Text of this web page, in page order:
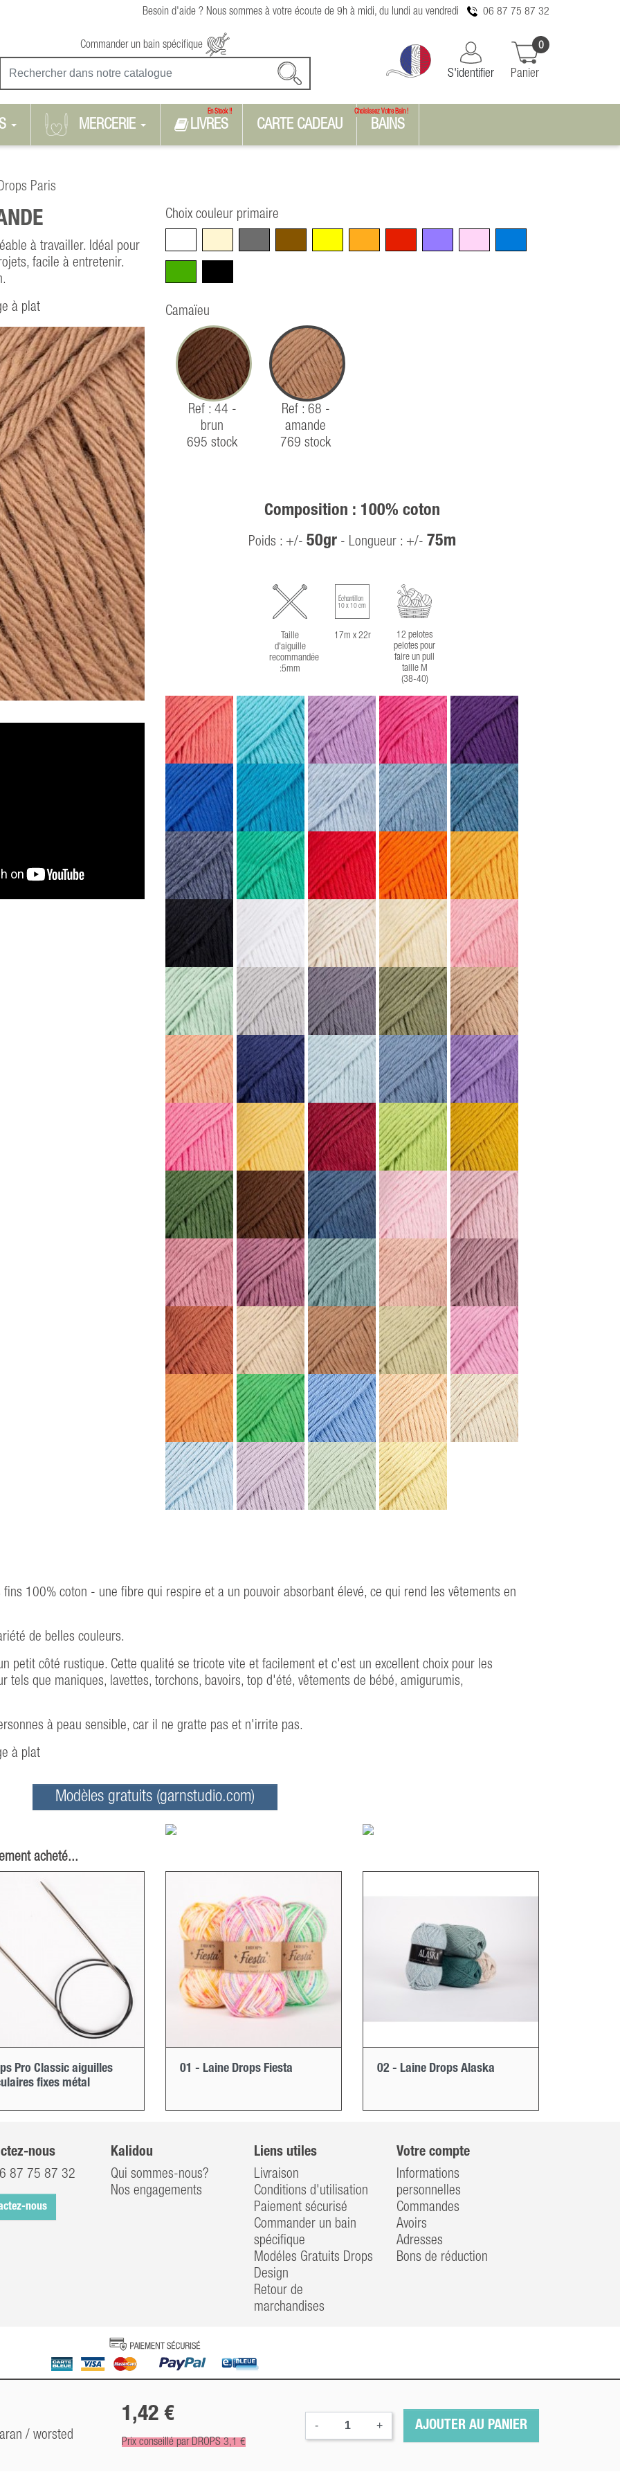
Besoin d'aide ? Nous sommes à votre écoute de 9h à midi, du lundi au vendredi 06 87 75 87 32
Commander un bain spécifique
S'identifier Panier
0
MERCERIE LIVRES
En Stock !!
CARTE CADEAU BAINS
Choisissez Votre Bain !
Paris
à travailler. Idéal pour
facile à entretenir.
à plat
Choix couleur primaire
Camaïeu
Ref : 44 -
brun
695 stock
Ref : 68 -
amande
769 stock
/ worsted
1,42 €
Prix conseillé par DROPS 3,1 €
- + AJOUTER AU PANIER
Composition : 100% coton
Poids : +/- 50gr - Longueur : +/- 75m
Taille
d'aiguille
recommandée
:5mm
Échantillon
10 x 10 cm
17m x 22r
12 pelotes
pelotes pour
faire un pull
taille M
(38-40)
100% coton - une fibre qui respire et a un pouvoir absorbant élevé, ce qui rend les vêtements en
de belles couleurs.
petit côté rustique. Cette qualité se tricote vite et facilement et c'est un excellent choix pour les
tels que maniques, lavettes, torchons, bavoirs, top d'été, vêtements de bébé, amigurumis,
à peau sensible, car il ne gratte pas et n'irrite pas.
à plat
Modèles gratuits (garnstudio.com)
acheté...
Pro Classic aiguilles
fixes métal
01 - Laine Drops Fiesta 02 - Laine Drops Alaska
nous
87 75 87 32
nous
Kalidou
Qui sommes-nous?
Nos engagements
Liens utiles
Livraison
Conditions d'utilisation
Paiement sécurisé
Commander un bain
spécifique
Modéles Gratuits Drops
Design
Retour de
marchandises
Votre compte
Informations
personnelles
Commandes
Avoirs
Adresses
Bons de réduction